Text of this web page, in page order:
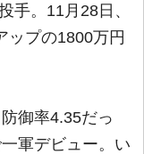
手。11月28日、
ップの1800万円
御率4.35だっ
軍デビュー。い